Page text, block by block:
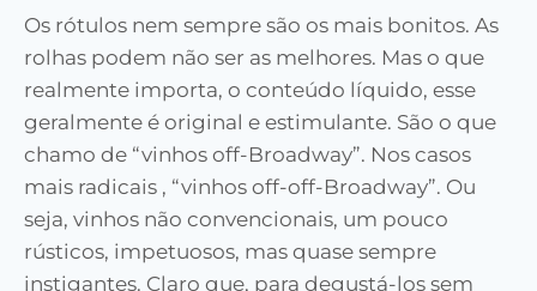
Os rótulos nem sempre são os mais bonitos. As
rolhas podem não ser as melhores. Mas o que
realmente importa, o conteúdo líquido, esse
geralmente é original e estimulante. São o que
chamo de “vinhos off-Broadway”. Nos casos
mais radicais , “vinhos off-off-Broadway”. Ou
seja, vinhos não convencionais, um pouco
rústicos, impetuosos, mas quase sempre
instigantes. Claro que, para degustá-los sem